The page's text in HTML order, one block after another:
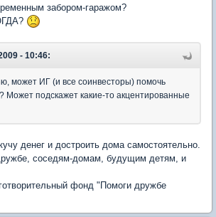
забором-гаражом?
- 10:46:
может ИГ (и все соинвесторы) помочь
Может подскажет какие-то акцентированные
денег и достроить дома самостоятельно.
соседям-домам, будущим детям, и
фонд "Помоги дружбе